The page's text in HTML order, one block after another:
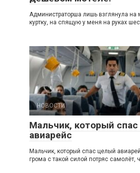
Администраторша лишь взглянула на
куртку, на спящую у меня на руках
НОВОСТИ
Мальчик, который
авиарейс
Мальчик, который спас целый
грома с такой силой потряс самолёт,